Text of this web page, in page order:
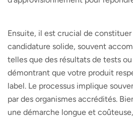
Ensuite, il est crucial de constituer
candidature solide, souvent
telles que des résultats de tests
démontrant que votre produit
label. Le processus implique
par des organismes accrédités.
une démarche longue et